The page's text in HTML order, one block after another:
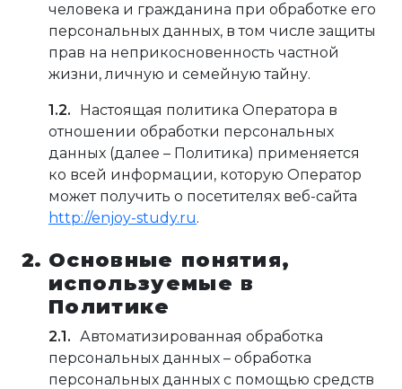
человека и гражданина при обработке его
персональных данных, в том числе защиты
прав на неприкосновенность частной
жизни, личную и семейную тайну.
Настоящая политика Оператора в
отношении обработки персональных
данных (далее – Политика) применяется
ко всей информации, которую Оператор
может получить о посетителях веб-сайта
http://enjoy-study.ru.
Основные понятия,
используемые в
Политике
Автоматизированная обработка
персональных данных – обработка
персональных данных с помощью средств